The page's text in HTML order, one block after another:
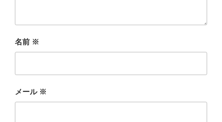
名前 ※
メール ※